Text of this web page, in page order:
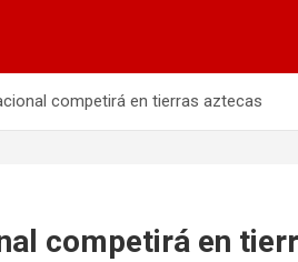
competirá en tierras aztecas
competirá en